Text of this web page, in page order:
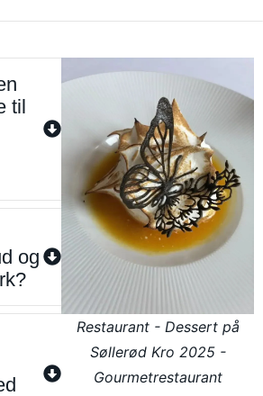
til
og
Restaurant - Dessert på
Søllerød Kro 2025 -
Gourmetrestaurant